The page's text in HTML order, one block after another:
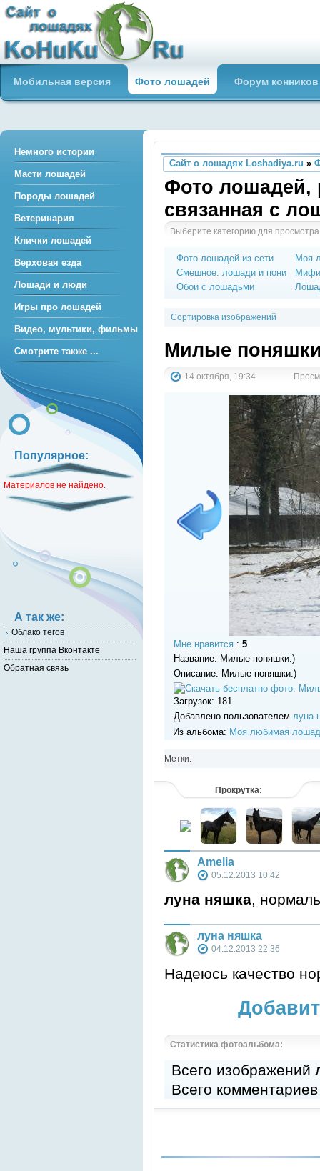
Сайт о лошадях loshadiya.ru
Приветствуем всех любителей
лошадей и конного спорта!
Мобильная версия Фото лошадей Форум конников
Сайт о лошадях Loshadiya.ru »
Фото лошадей,
связанная с
Выберите категорию для
Фото лошадей из сети
Смешное: лошади и пони
Обои с лошадьми
Моя
Сортировка изображений
Милые
14 октября, 19:34
Мне нравится : 5
Название: Милые поняшки:)
Описание: Милые поняшки:)
Загрузок: 181
Добавлено пользователем луна
Из альбома: Моя любимая
Метки:
Прокрутка:
Amelia
05.12.2013 10:42
луна няшка,
луна няшка
04.12.2013 22:36
Надеюсь качество
Статистика фотоальбома:
Всего
Всего
Немного истории
Масти лошадей
Породы лошадей
Ветеринария
Клички лошадей
Верховая езда
Лошади и люди
Игры про лошадей
Видео, мультики, фильмы
Смотрите также ...
Популярное:
Материалов не найдено.
А так же:
Облако тегов
Наша группа Вконтакте
Обратная связь